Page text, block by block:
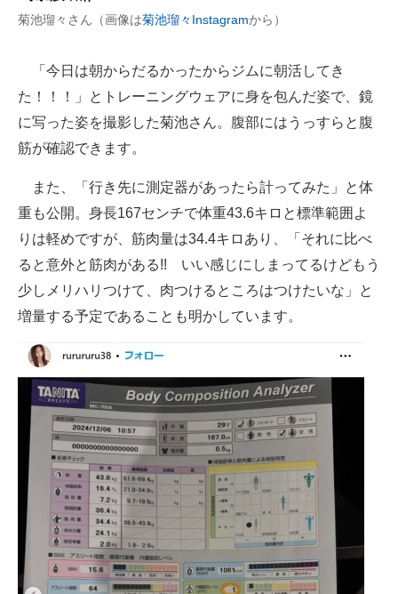
エネルギーの専門メディア
ちょっと気になるネットの話題
菊池瑠々さん（画像は菊池瑠々Instagramから）
「今日は朝からだるかったからジムに朝活してき
た！！！」とトレーニングウェアに身を包んだ姿で、鏡
に写った姿を撮影した菊池さん。腹部にはうっすらと腹
筋が確認できます。
また、「行き先に測定器があったら計ってみた」と体
重も公開。身長167センチで体重43.6キロと標準範囲よ
りは軽めですが、筋肉量は34.4キロあり、「それに比べ
ると意外と筋肉がある!! いい感じにしまってるけどもう
少しメリハリつけて、肉つけるところはつけたいな」と
増量する予定であることも明かしています。